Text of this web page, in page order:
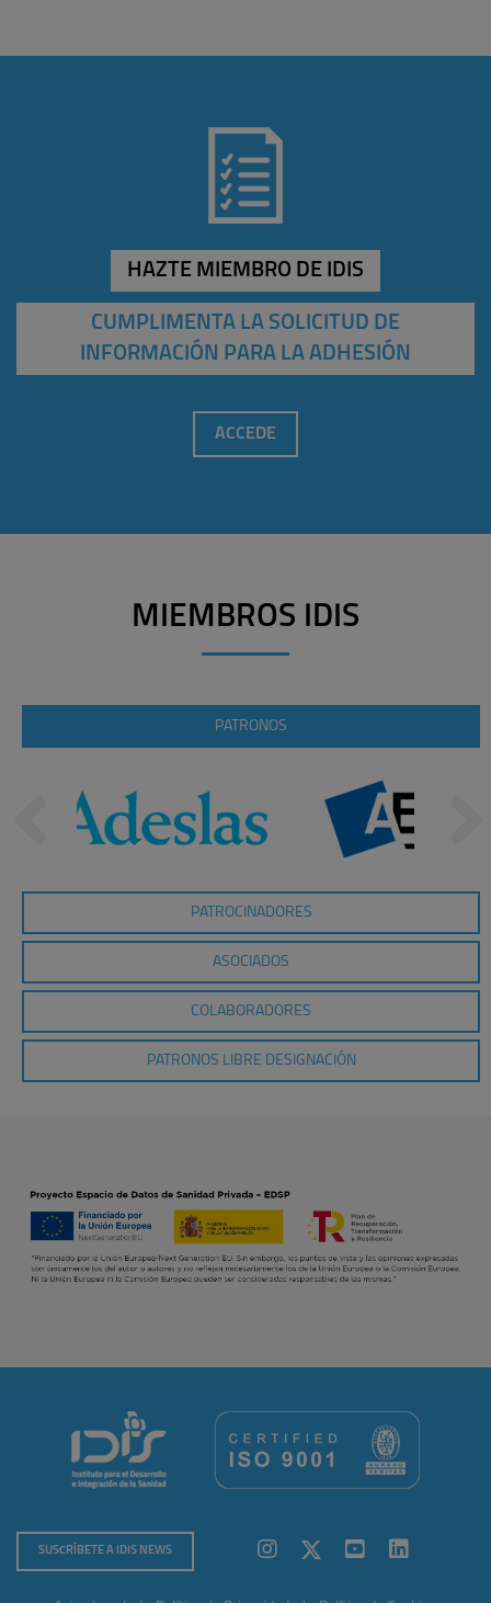
HAZTE MIEMBRO DE IDIS
CUMPLIMENTA LA SOLICITUD DE
INFORMACIÓN PARA LA ADHESIÓN
ACCEDE
MIEMBROS IDIS
PATRONOS
PATROCINADORES
ASOCIADOS
COLABORADORES
PATRONOS LIBRE DESIGNACIÓN
SUSCRÍBETE A IDIS NEWS